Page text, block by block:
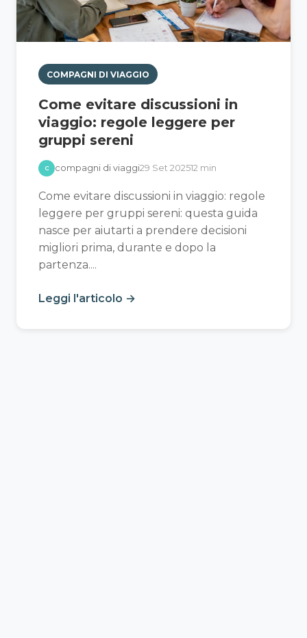
COMPAGNI DI VIAGGIO
Come evitare discussioni in
viaggio: regole leggere per
gruppi sereni
C compagni di viaggi29 Set 202512 min
Come evitare discussioni in viaggio: regole
leggere per gruppi sereni: questa guida
nasce per aiutarti a prendere decisioni
migliori prima, durante e dopo la
partenza....
Leggi l'articolo →